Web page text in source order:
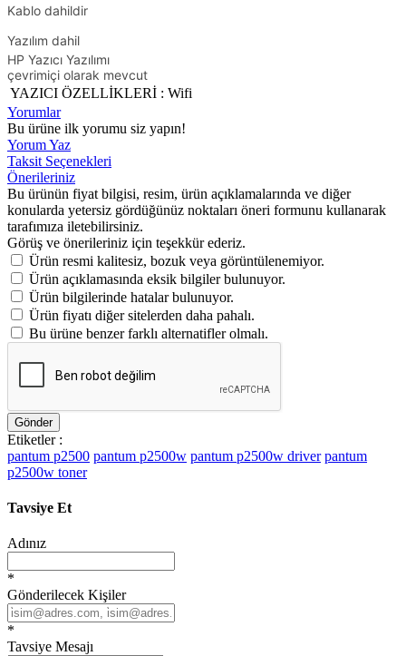
Kablo dahildir
Yazılım dahil
HP Yazıcı Yazılımı
çevrimiçi olarak mevcut
YAZICI ÖZELLİKLERİ : Wifi
Yorumlar
Bu ürüne ilk yorumu siz yapın!
Yorum Yaz
Taksit Seçenekleri
Önerileriniz
Bu ürünün fiyat bilgisi, resim, ürün açıklamalarında ve diğer
konularda yetersiz gördüğünüz noktaları öneri formunu kullanarak
tarafımıza iletebilirsiniz.
Görüş ve önerileriniz için teşekkür ederiz.
Ürün resmi kalitesiz, bozuk veya görüntülenemiyor.
Ürün açıklamasında eksik bilgiler bulunuyor.
Ürün bilgilerinde hatalar bulunuyor.
Ürün fiyatı diğer sitelerden daha pahalı.
Bu ürüne benzer farklı alternatifler olmalı.
Gönder
Etiketler :
pantum p2500 pantum p2500w pantum p2500w driver pantum
p2500w toner
Tavsiye Et
Adınız
*
Gönderilecek Kişiler
*
Tavsiye Mesajı